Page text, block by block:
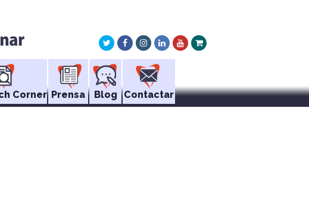
TwitterFacebookInstagram
LinkedInYoutube
Xing
Corner Prensa Blog Contactar